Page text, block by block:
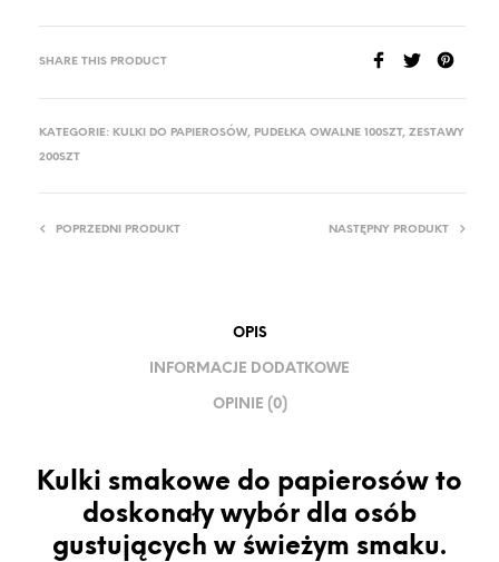
SHARE THIS PRODUCT
KATEGORIE: KULKI DO PAPIEROSÓW, PUDEŁKA OWALNE 100SZT, ZESTAWY
200SZT
POPRZEDNI PRODUKT NASTĘPNY PRODUKT
OPIS
INFORMACJE DODATKOWE
OPINIE (0)
Kulki smakowe do papierosów to
doskonały wybór dla osób
gustujących w świeżym smaku.